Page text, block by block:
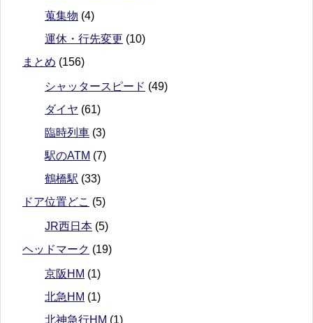
蒐集物 (4)
運休・行先変更 (10)
まとめ (156)
シャッタースピード (49)
ダイヤ (61)
臨時列車 (3)
駅のATM (7)
鶴橋駅 (33)
ドア位置どこ (5)
JR西日本 (5)
ヘッドマーク (19)
京阪HM (1)
北急HM (1)
北神急行HM (1)